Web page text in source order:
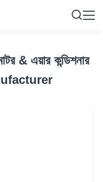
& এয়ার কন্ডিশনার